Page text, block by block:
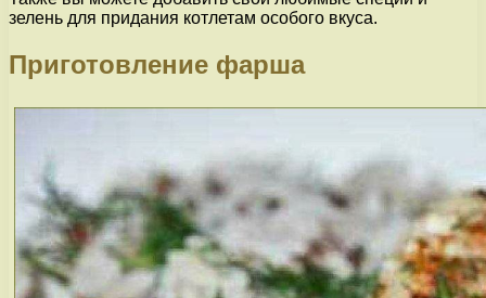
зелень для придания котлетам особого вкуса.
Приготовление фарша